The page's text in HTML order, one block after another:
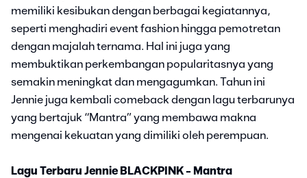
memiliki kesibukan dengan berbagai kegiatannya,
seperti menghadiri event fashion hingga pemotretan
dengan majalah ternama. Hal ini juga yang
membuktikan perkembangan popularitasnya yang
semakin meningkat dan mengagumkan. Tahun ini
Jennie juga kembali comeback dengan lagu terbarunya
yang bertajuk “Mantra” yang membawa makna
mengenai kekuatan yang dimiliki oleh perempuan.
Lagu Terbaru Jennie BLACKPINK - Mantra